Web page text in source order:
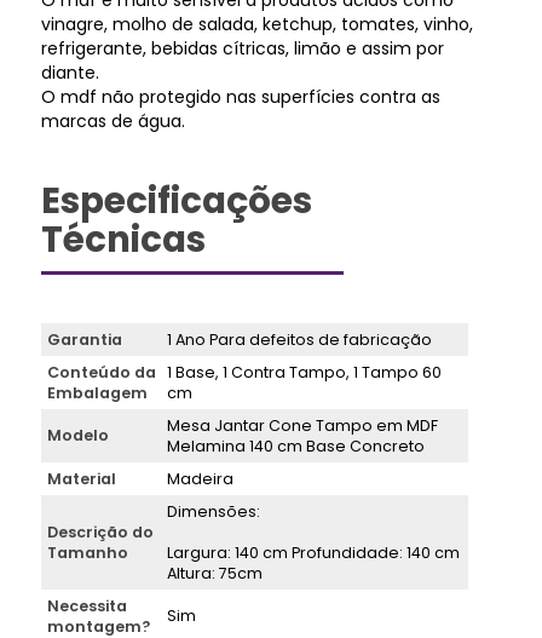
vinagre, molho de salada, ketchup, tomates, vinho,
refrigerante, bebidas cítricas, limão e assim por
diante.
O mdf não protegido nas superfícies contra as
marcas de água.
Especificações
Técnicas
Garantia
1 Ano Para defeitos de fabricação
Conteúdo da
Embalagem
1 Base, 1 Contra Tampo, 1 Tampo 60
cm
Modelo
Mesa Jantar Cone Tampo em MDF
Melamina 140 cm Base Concreto
Material
Madeira
Descrição do
Tamanho
Dimensões:
Largura: 140 cm Profundidade: 140 cm
Altura: 75cm
Necessita
montagem?
Sim